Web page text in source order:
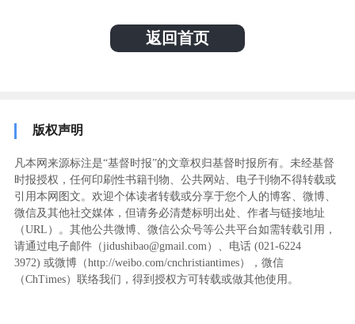
返回首页
版权声明
凡本网来源标注是“基督时报”的文章权归基督时报所有。未经基督
时报授权，任何印刷性书籍刊物、公共网站、电子刊物不得转载或
引用本网图文。欢迎个体读者转载或分享于您个人的博客、微博、
微信及其他社交媒体，但请务必清楚标明出处、作者与链接地址
（URL）。其他公共微博、微信公众号等公共平台如需转载引用，
请通过电子邮件（jidushibao@gmail.com）、电话 (021-6224
3972) ‬或微博（http://weibo.com/cnchristiantimes），微信
（ChTimes）联络我们，得到授权方可转载或做其他使用。